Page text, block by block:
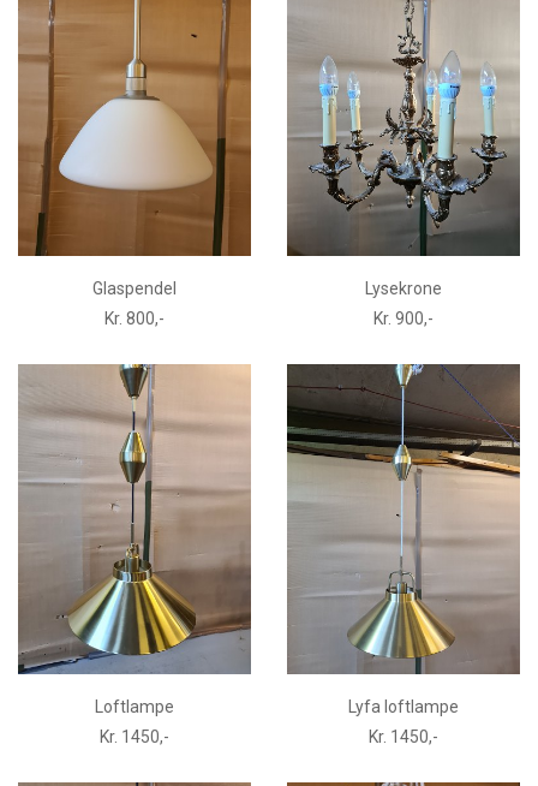
Glaspendel
Kr. 800,-
Lysekrone
Kr. 900,-
Loftlampe
Kr. 1450,-
Lyfa loftlampe
Kr. 1450,-